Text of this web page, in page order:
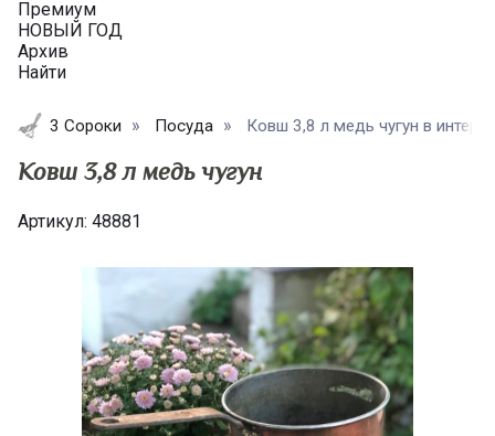
Премиум
НОВЫЙ ГОД
Архив
Найти
3 Сороки Посуда Ковш 3,8 л медь чугун в
Ковш 3,8 л медь чугун
Артикул: 48881